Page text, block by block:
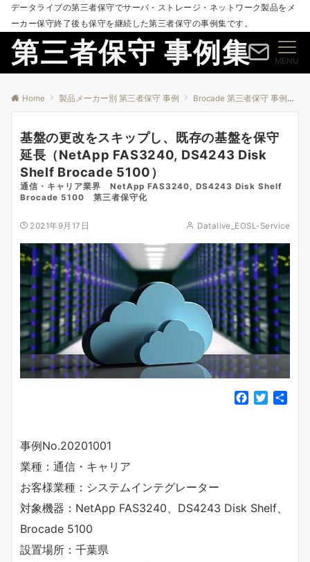
データライブの第三者保守でサーバ・ストレージ・ネットワーク製品をメ
ーカー保守終了後も保守を継続した第三者保守の事例集です。
第三者保守 事例集 MENU
Home 製品メーカー別 第三者保守 事例 Brocade 第三者保守 事例
基盤の更改をスキップし、既存の基盤を保守
延長（NetApp FAS3240, DS4243 Disk
Shelf Brocade 5100）
通信・キャリア業界 NetApp FAS3240, DS4243 Disk Shelf
Brocade 5100 第三者保守化
2021年9月17日 Datalive_EOSL-Service
事例No.20201001
業種：通信・キャリア
お客様業種：システムインテグレーター
対象機器：NetApp FAS3240、DS4243 Disk Shelf、
Brocade 5100
設置場所：千葉県